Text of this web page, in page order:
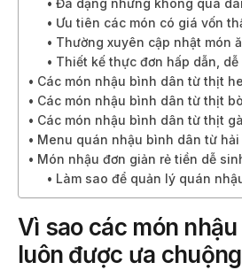
Đa dạng nhưng không quá
Ưu tiên các món có giá vốn
Thường xuyên cập nhật món
Thiết kế thực đơn hấp dẫn, dễ
Các món nhậu bình dân từ thịt
Các món nhậu bình dân từ thịt bò
Các món nhậu bình dân từ thịt gà
Menu quán nhậu bình dân từ hải
Món nhậu đơn giản rẻ tiền dễ
Làm sao để quản lý quán
Vì sao các món
luôn được ưa